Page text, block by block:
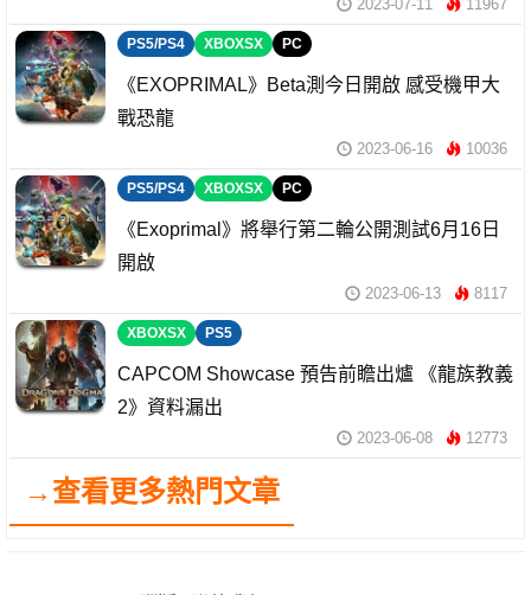
2023-07-11 11967
PS5/PS4 XBOXSX PC
《EXOPRIMAL》Beta測今日開啟 感受機甲大
戰恐龍
2023-06-16 10036
PS5/PS4 XBOXSX PC
《Exoprimal》將舉行第二輪公開測試6月16日
開啟
2023-06-13 8117
XBOXSX PS5
CAPCOM Showcase 預告前瞻出爐 《龍族教義
2》資料漏出
2023-06-08 12773
→查看更多熱門文章